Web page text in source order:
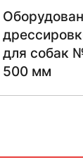
для собак
500 мм